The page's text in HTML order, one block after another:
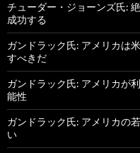
チューダー・ジョーンズ氏:
成功する
ガンドラック氏: アメリカは
すべきだ
ガンドラック氏: アメリカが
能性
ガンドラック氏: アメリカの
い